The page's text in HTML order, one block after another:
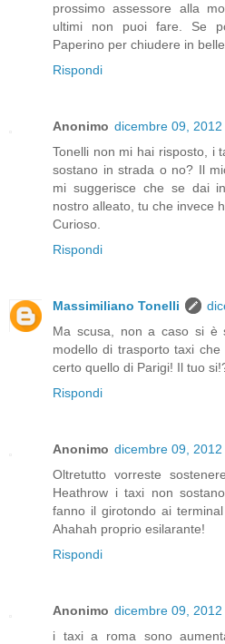
prossimo assessore alla
ultimi non puoi fare. Se
Paperino per chiudere in
Rispondi
Anonimo dicembre 09, 2012
Tonelli non mi hai risposto, i
sostano in strada o no? Il
mi suggerisce che se dai
nostro alleato, tu che invece
Curioso.
Rispondi
Massimiliano Tonelli
Ma scusa, non a caso si è
modello di trasporto taxi
certo quello di Parigi! Il tuo
Rispondi
Anonimo dicembre 09, 2012
Oltretutto vorreste
Heathrow i taxi non
fanno il girotondo ai
Ahahah proprio esilarante!
Rispondi
Anonimo dicembre 09, 2012
i taxi a roma sono